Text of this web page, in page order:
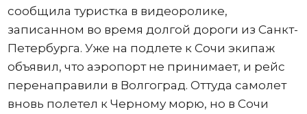
сообщила туристка в видеоролике,
записанном во время долгой дороги из Санкт-
Петербурга. Уже на подлете к Сочи экипаж
объявил, что аэропорт не принимает, и рейс
перенаправили в Волгоград. Оттуда самолет
вновь полетел к Черному морю, но в Сочи